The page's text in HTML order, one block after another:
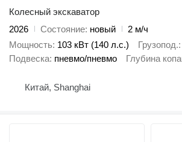
Колесный экскаватор
2026
Состояние новый
2 м/ч
Мощность 103 кВт (140 л.с.) Грузопод.
Подвеска пневмо/пневмо Глубина
Китай, Shanghai